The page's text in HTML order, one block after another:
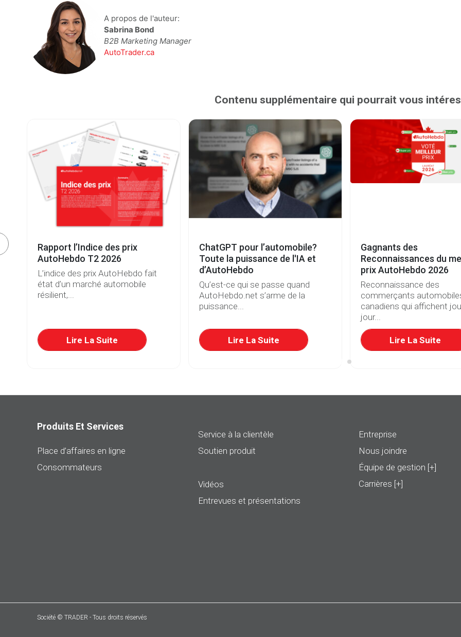
A propos de l'auteur:
Sabrina Bond
B2B Marketing Manager
AutoTrader.ca
Contenu supplémentaire qui pourrait vous
Rapport l’Indice des prix
AutoHebdo T2 2026
L’indice des prix AutoHebdo fait
état d’un marché automobile
résilient,...
Lire La Suite
ChatGPT pour l’automobile?
Toute la puissance de l'IA et
d’AutoHebdo
Qu’est-ce qui se passe quand
AutoHebdo.net s’arme de la
puissance...
Lire La Suite
Gagnants des
Reconnaissances du
prix AutoHebdo 2026
Reconnaissance des
commerçants
canadiens qui affichent
jour...
Lire La Suite
Produits Et Services
Place d’affaires en ligne
Consommateurs
Service à la clientèle
Soutien produit
Vidéos
Entrevues et présentations
Entreprise
Nous joindre
Équipe de gestion [+]
Carrières [+]
Société © TRADER - Tous droits réservés